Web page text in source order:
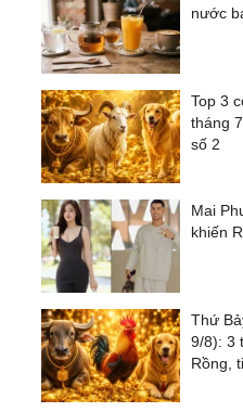
nước
Top 3
tháng
số 2
Mai
khiến
Thứ
9/8): 3
Rồng,